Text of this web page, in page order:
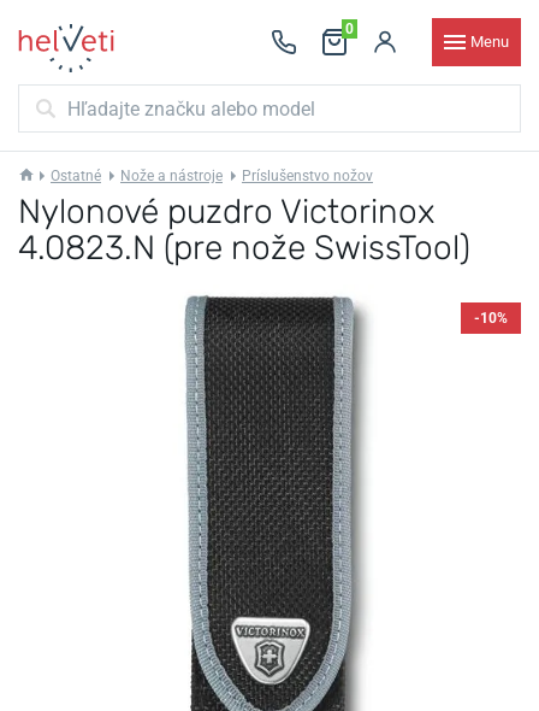
0
Menu
Ostatné Nože a nástroje Príslušenstvo nožov
Nylonové puzdro Victorinox
4.0823.N (pre nože SwissTool)
-10%